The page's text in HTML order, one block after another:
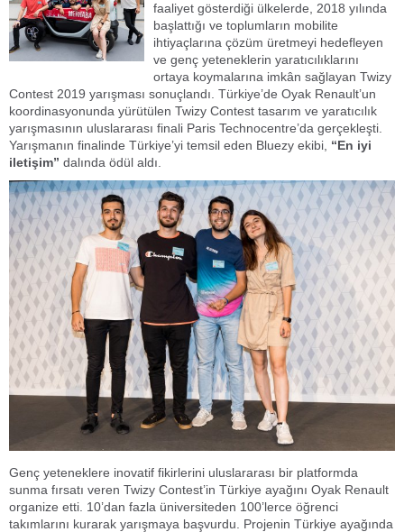
faaliyet gösterdiği ülkelerde, 2018 yılında
başlattığı ve toplumların mobilite
ihtiyaçlarına çözüm üretmeyi hedefleyen
ve genç yeteneklerin yaratıcılıklarını
ortaya koymalarına imkân sağlayan Twizy
Contest 2019 yarışması sonuçlandı. Türkiye’de Oyak Renault’un
koordinasyonunda yürütülen Twizy Contest tasarım ve yaratıcılık
yarışmasının uluslararası finali Paris Technocentre’da gerçekleşti.
Yarışmanın finalinde Türkiye’yi temsil eden Bluezy ekibi, “En iyi
iletişim” dalında ödül aldı.
Genç yeteneklere inovatif fikirlerini uluslararası bir platformda
sunma fırsatı veren Twizy Contest’in Türkiye ayağını Oyak Renault
organize etti. 10’dan fazla üniversiteden 100’lerce öğrenci
takımlarını kurarak yarışmaya başvurdu. Projenin Türkiye ayağında